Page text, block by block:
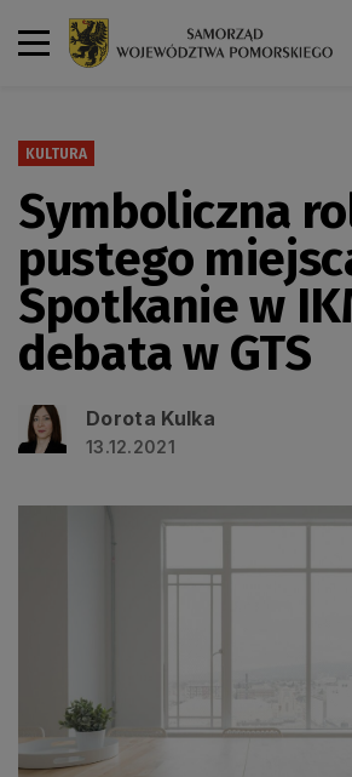
KULTURA
Symboliczna
pustego
Spotkanie w
debata w GTS
Dorota Kulka
13.12.2021